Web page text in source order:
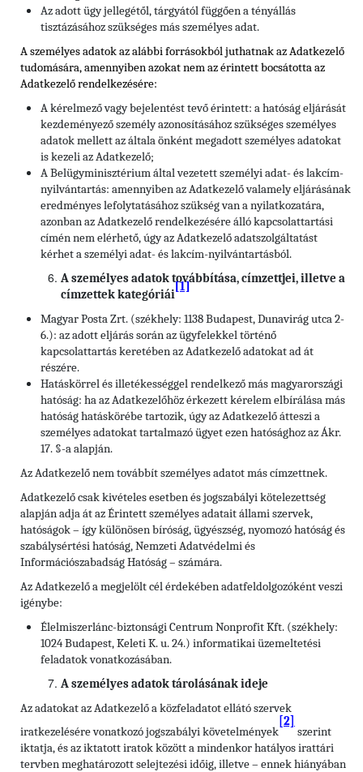
Az adott ügy jellegétől, tárgyától függően a tényállás
tisztázásához szükséges más személyes adat.
A személyes adatok az alábbi forrásokból juthatnak az Adatkezelő
tudomására, amennyiben azokat nem az érintett bocsátotta az
Adatkezelő rendelkezésére:
A kérelmező vagy bejelentést tevő érintett: a hatóság eljárását
kezdeményező személy azonosításához szükséges személyes
adatok mellett az általa önként megadott személyes adatokat
is kezeli az Adatkezelő;
A Belügyminisztérium által vezetett személyi adat- és lakcím-
nyilvántartás: amennyiben az Adatkezelő valamely eljárásának
eredményes lefolytatásához szükség van a nyilatkozatára,
azonban az Adatkezelő rendelkezésére álló kapcsolattartási
címén nem elérhető, úgy az Adatkezelő adatszolgáltatást
kérhet a személyi adat- és lakcím-nyilvántartásból.
A személyes adatok továbbítása, címzettjei, illetve a
címzettek kategóriái
[1]
Magyar Posta Zrt. (székhely: 1138 Budapest, Dunavirág utca 2-
6.): az adott eljárás során az ügyfelekkel történő
kapcsolattartás keretében az Adatkezelő adatokat ad át
részére.
Hatáskörrel és illetékességgel rendelkező más magyarországi
hatóság: ha az Adatkezelőhöz érkezett kérelem elbírálása más
hatóság hatáskörébe tartozik, úgy az Adatkezelő átteszi a
személyes adatokat tartalmazó ügyet ezen hatósághoz az Ákr.
17. §-a alapján.
Az Adatkezelő nem továbbít személyes adatot más címzettnek.
Adatkezelő csak kivételes esetben és jogszabályi kötelezettség
alapján adja át az Érintett személyes adatait állami szervek,
hatóságok – így különösen bíróság, ügyészség, nyomozó hatóság és
szabálysértési hatóság, Nemzeti Adatvédelmi és
Információszabadság Hatóság – számára.
Az Adatkezelő a megjelölt cél érdekében adatfeldolgozóként veszi
igénybe:
Élelmiszerlánc-biztonsági Centrum Nonprofit Kft. (székhely:
1024 Budapest, Keleti K. u. 24.) informatikai üzemeltetési
feladatok vonatkozásában.
A személyes adatok tárolásának ideje
Az adatokat az Adatkezelő a közfeladatot ellátó szervek
iratkezelésére vonatkozó jogszabályi követelmények
[2]
szerint
iktatja, és az iktatott iratok között a mindenkor hatályos irattári
tervben meghatározott selejtezési időig, illetve – ennek hiányában